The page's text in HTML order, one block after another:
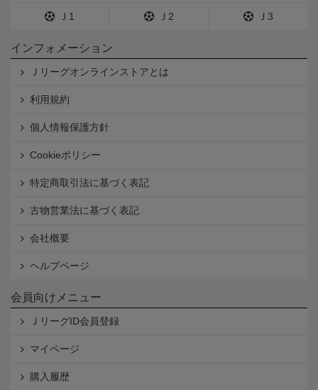
Ｊ1 Ｊ2 Ｊ3
インフォメーション
Ｊリーグオンラインストアとは
利用規約
個人情報保護方針
Cookieポリシー
特定商取引法に基づく表記
古物営業法に基づく表記
会社概要
ヘルプページ
会員向けメニュー
ＪリーグID会員登録
マイページ
購入履歴